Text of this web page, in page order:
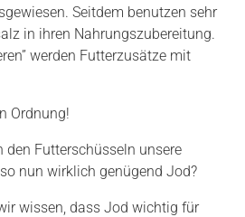
Seitdem benutzen sehr
in ihren Nahrungszubereitung.
werden Futterzusätze mit
Ordnung!
den Futterschüsseln unsere
nun wirklich genügend Jod?
wissen, dass Jod wichtig für